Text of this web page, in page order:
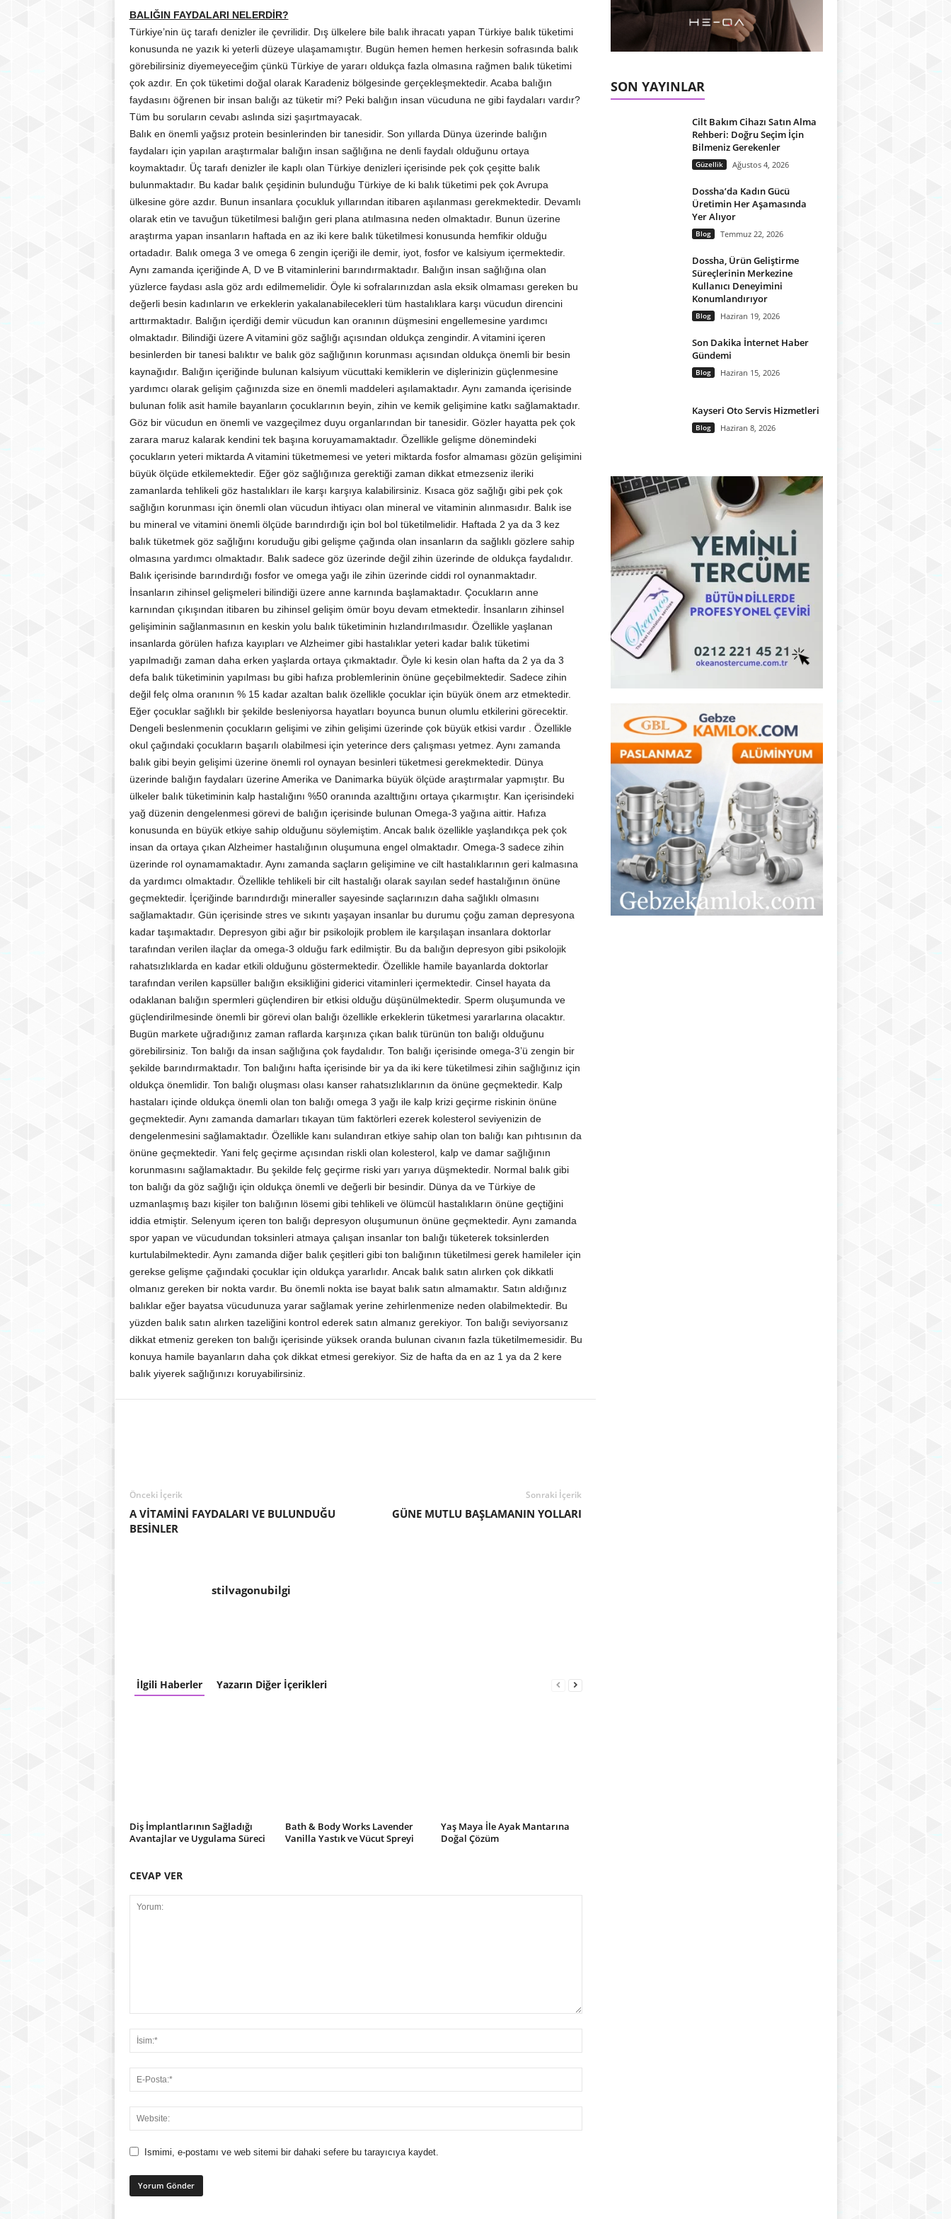
BALIĞIN FAYDALARI NELERDİR?
Türkiye’nin üç tarafı denizler ile çevrilidir. Dış ülkelere bile balık ihracatı yapan Türkiye balık tüketimi
konusunda ne yazık ki yeterli düzeye ulaşamamıştır. Bugün hemen hemen herkesin sofrasında balık
görebilirsiniz diyemeyeceğim çünkü Türkiye de yararı oldukça fazla olmasına rağmen balık tüketimi
çok azdır. En çok tüketimi doğal olarak Karadeniz bölgesinde gerçekleşmektedir. Acaba balığın
faydasını öğrenen bir insan balığı az tüketir mi? Peki balığın insan vücuduna ne gibi faydaları vardır?
Tüm bu soruların cevabı aslında sizi şaşırtmayacak.
Balık en önemli yağsız protein besinlerinden bir tanesidir. Son yıllarda Dünya üzerinde balığın
faydaları için yapılan araştırmalar balığın insan sağlığına ne denli faydalı olduğunu ortaya
koymaktadır. Üç tarafı denizler ile kaplı olan Türkiye denizleri içerisinde pek çok çeşitte balık
bulunmaktadır. Bu kadar balık çeşidinin bulunduğu Türkiye de ki balık tüketimi pek çok Avrupa
ülkesine göre azdır. Bunun insanlara çocukluk yıllarından itibaren aşılanması gerekmektedir. Devamlı
olarak etin ve tavuğun tüketilmesi balığın geri plana atılmasına neden olmaktadır. Bunun üzerine
araştırma yapan insanların haftada en az iki kere balık tüketilmesi konusunda hemfikir olduğu
ortadadır. Balık omega 3 ve omega 6 zengin içeriği ile demir, iyot, fosfor ve kalsiyum içermektedir.
Aynı zamanda içeriğinde A, D ve B vitaminlerini barındırmaktadır. Balığın insan sağlığına olan
yüzlerce faydası asla göz ardı edilmemelidir. Öyle ki sofralarınızdan asla eksik olmaması gereken bu
değerli besin kadınların ve erkeklerin yakalanabilecekleri tüm hastalıklara karşı vücudun direncini
arttırmaktadır. Balığın içerdiği demir vücudun kan oranının düşmesini engellemesine yardımcı
olmaktadır. Bilindiği üzere A vitamini göz sağlığı açısından oldukça zengindir. A vitamini içeren
besinlerden bir tanesi balıktır ve balık göz sağlığının korunması açısından oldukça önemli bir besin
kaynağıdır. Balığın içeriğinde bulunan kalsiyum vücuttaki kemiklerin ve dişlerinizin güçlenmesine
yardımcı olarak gelişim çağınızda size en önemli maddeleri aşılamaktadır. Aynı zamanda içerisinde
bulunan folik asit hamile bayanların çocuklarının beyin, zihin ve kemik gelişimine katkı sağlamaktadır.
Göz bir vücudun en önemli ve vazgeçilmez duyu organlarından bir tanesidir. Gözler hayatta pek çok
zarara maruz kalarak kendini tek başına koruyamamaktadır. Özellikle gelişme dönemindeki
çocukların yeteri miktarda A vitamini tüketmemesi ve yeteri miktarda fosfor almaması gözün gelişimini
büyük ölçüde etkilemektedir. Eğer göz sağlığınıza gerektiği zaman dikkat etmezseniz ileriki
zamanlarda tehlikeli göz hastalıkları ile karşı karşıya kalabilirsiniz. Kısaca göz sağlığı gibi pek çok
sağlığın korunması için önemli olan vücudun ihtiyacı olan mineral ve vitaminin alınmasıdır. Balık ise
bu mineral ve vitamini önemli ölçüde barındırdığı için bol bol tüketilmelidir. Haftada 2 ya da 3 kez
balık tüketmek göz sağlığını koruduğu gibi gelişme çağında olan insanların da sağlıklı gözlere sahip
olmasına yardımcı olmaktadır. Balık sadece göz üzerinde değil zihin üzerinde de oldukça faydalıdır.
Balık içerisinde barındırdığı fosfor ve omega yağı ile zihin üzerinde ciddi rol oynanmaktadır.
İnsanların zihinsel gelişmeleri bilindiği üzere anne karnında başlamaktadır. Çocukların anne
karnından çıkışından itibaren bu zihinsel gelişim ömür boyu devam etmektedir. İnsanların zihinsel
gelişiminin sağlanmasının en keskin yolu balık tüketiminin hızlandırılmasıdır. Özellikle yaşlanan
insanlarda görülen hafıza kayıpları ve Alzheimer gibi hastalıklar yeteri kadar balık tüketimi
yapılmadığı zaman daha erken yaşlarda ortaya çıkmaktadır. Öyle ki kesin olan hafta da 2 ya da 3
defa balık tüketiminin yapılması bu gibi hafıza problemlerinin önüne geçebilmektedir. Sadece zihin
değil felç olma oranının % 15 kadar azaltan balık özellikle çocuklar için büyük önem arz etmektedir.
Eğer çocuklar sağlıklı bir şekilde besleniyorsa hayatları boyunca bunun olumlu etkilerini görecektir.
Dengeli beslenmenin çocukların gelişimi ve zihin gelişimi üzerinde çok büyük etkisi vardır . Özellikle
okul çağındaki çocukların başarılı olabilmesi için yeterince ders çalışması yetmez. Aynı zamanda
balık gibi beyin gelişimi üzerine önemli rol oynayan besinleri tüketmesi gerekmektedir. Dünya
üzerinde balığın faydaları üzerine Amerika ve Danimarka büyük ölçüde araştırmalar yapmıştır. Bu
ülkeler balık tüketiminin kalp hastalığını %50 oranında azalttığını ortaya çıkarmıştır. Kan içerisindeki
yağ düzenin dengelenmesi görevi de balığın içerisinde bulunan Omega-3 yağına aittir. Hafıza
konusunda en büyük etkiye sahip olduğunu söylemiştim. Ancak balık özellikle yaşlandıkça pek çok
insan da ortaya çıkan Alzheimer hastalığının oluşumuna engel olmaktadır. Omega-3 sadece zihin
üzerinde rol oynamamaktadır. Aynı zamanda saçların gelişimine ve cilt hastalıklarının geri kalmasına
da yardımcı olmaktadır. Özellikle tehlikeli bir cilt hastalığı olarak sayılan sedef hastalığının önüne
geçmektedir. İçeriğinde barındırdığı mineraller sayesinde saçlarınızın daha sağlıklı olmasını
sağlamaktadır. Gün içerisinde stres ve sıkıntı yaşayan insanlar bu durumu çoğu zaman depresyona
kadar taşımaktadır. Depresyon gibi ağır bir psikolojik problem ile karşılaşan insanlara doktorlar
tarafından verilen ilaçlar da omega-3 olduğu fark edilmiştir. Bu da balığın depresyon gibi psikolojik
rahatsızlıklarda en kadar etkili olduğunu göstermektedir. Özellikle hamile bayanlarda doktorlar
tarafından verilen kapsüller balığın eksikliğini giderici vitaminleri içermektedir. Cinsel hayata da
odaklanan balığın spermleri güçlendiren bir etkisi olduğu düşünülmektedir. Sperm oluşumunda ve
güçlendirilmesinde önemli bir görevi olan balığı özellikle erkeklerin tüketmesi yararlarına olacaktır.
Bugün markete uğradığınız zaman raflarda karşınıza çıkan balık türünün ton balığı olduğunu
görebilirsiniz. Ton balığı da insan sağlığına çok faydalıdır. Ton balığı içerisinde omega-3’ü zengin bir
şekilde barındırmaktadır. Ton balığını hafta içerisinde bir ya da iki kere tüketilmesi zihin sağlığınız için
oldukça önemlidir. Ton balığı oluşması olası kanser rahatsızlıklarının da önüne geçmektedir. Kalp
hastaları içinde oldukça önemli olan ton balığı omega 3 yağı ile kalp krizi geçirme riskinin önüne
geçmektedir. Aynı zamanda damarları tıkayan tüm faktörleri ezerek kolesterol seviyenizin de
dengelenmesini sağlamaktadır. Özellikle kanı sulandıran etkiye sahip olan ton balığı kan pıhtısının da
önüne geçmektedir. Yani felç geçirme açısından riskli olan kolesterol, kalp ve damar sağlığının
korunmasını sağlamaktadır. Bu şekilde felç geçirme riski yarı yarıya düşmektedir. Normal balık gibi
ton balığı da göz sağlığı için oldukça önemli ve değerli bir besindir. Dünya da ve Türkiye de
uzmanlaşmış bazı kişiler ton balığının lösemi gibi tehlikeli ve ölümcül hastalıkların önüne geçtiğini
iddia etmiştir. Selenyum içeren ton balığı depresyon oluşumunun önüne geçmektedir. Aynı zamanda
spor yapan ve vücudundan toksinleri atmaya çalışan insanlar ton balığı tüketerek toksinlerden
kurtulabilmektedir. Aynı zamanda diğer balık çeşitleri gibi ton balığının tüketilmesi gerek hamileler için
gerekse gelişme çağındaki çocuklar için oldukça yararlıdır. Ancak balık satın alırken çok dikkatli
olmanız gereken bir nokta vardır. Bu önemli nokta ise bayat balık satın almamaktır. Satın aldığınız
balıklar eğer bayatsa vücudunuza yarar sağlamak yerine zehirlenmenize neden olabilmektedir. Bu
yüzden balık satın alırken tazeliğini kontrol ederek satın almanız gerekiyor. Ton balığı seviyorsanız
dikkat etmeniz gereken ton balığı içerisinde yüksek oranda bulunan civanın fazla tüketilmemesidir. Bu
konuya hamile bayanların daha çok dikkat etmesi gerekiyor. Siz de hafta da en az 1 ya da 2 kere
balık yiyerek sağlığınızı koruyabilirsiniz.
Önceki İçerik
A VİTAMİNİ FAYDALARI VE BULUNDUĞU
BESİNLER
Sonraki İçerik
GÜNE MUTLU BAŞLAMANIN YOLLARI
stilvagonubilgi
İlgili Haberler Yazarın Diğer İçerikleri
Diş İmplantlarının Sağladığı
Avantajlar ve Uygulama Süreci
Bath & Body Works Lavender
Vanilla Yastık ve Vücut Spreyi
Yaş Maya İle Ayak Mantarına
Doğal Çözüm
CEVAP VER
Ismimi, e-postamı ve web sitemi bir dahaki sefere bu tarayıcıya kaydet.
SON YAYINLAR
Cilt Bakım Cihazı Satın Alma
Rehberi: Doğru Seçim İçin
Bilmeniz Gerekenler
Güzellik Ağustos 4, 2026
Dossha’da Kadın Gücü
Üretimin Her Aşamasında
Yer Alıyor
Blog Temmuz 22, 2026
Dossha, Ürün Geliştirme
Süreçlerinin Merkezine
Kullanıcı Deneyimini
Konumlandırıyor
Blog Haziran 19, 2026
Son Dakika İnternet Haber
Gündemi
Blog Haziran 15, 2026
Kayseri Oto Servis Hizmetleri
Blog Haziran 8, 2026